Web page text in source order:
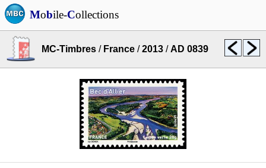
Mobile-Collections
MC-Timbres / France /2013 /AD 0839